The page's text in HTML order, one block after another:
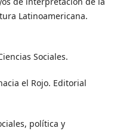
Latinoamericana.
Sociales.
el Rojo. Editorial
política y